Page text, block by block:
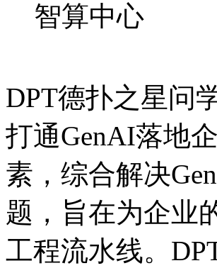
智算中心
DPT德扑之星问
打通GenAI落地
素，综合解决
题，旨在为企业
工程流水线。